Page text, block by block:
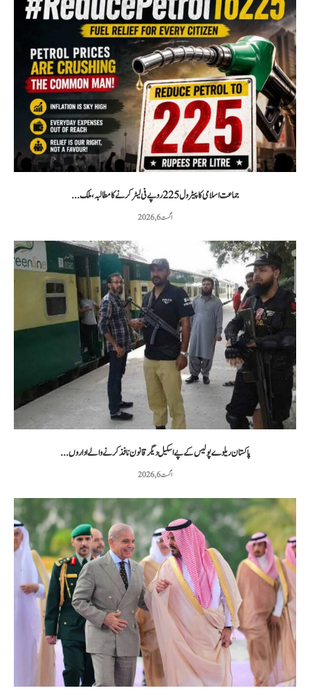
جماعت اسلامی کا پیٹرول 225 روپے فی لیٹر کرنے کا مطالبہ، ملک...
اگست 6, 2026
پاکستان ریلوے پولیس کے پے اسکیل دیگر قانون نافذ کرنے والے اداروں...
اگست 6, 2026